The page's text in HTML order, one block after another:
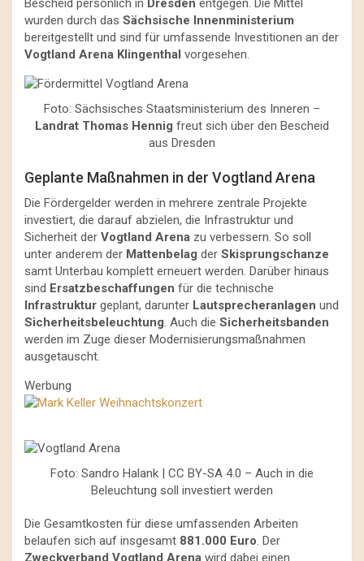
Bescheid persönlich in Dresden entgegen. Die Mittel
wurden durch das Sächsische Innenministerium
bereitgestellt und sind für umfassende Investitionen an der
Vogtland Arena Klingenthal vorgesehen.
Foto: Sächsisches Staatsministerium des Inneren –
Landrat Thomas Hennig freut sich über den Bescheid
aus Dresden
Geplante Maßnahmen in der Vogtland Arena
Die Fördergelder werden in mehrere zentrale Projekte
investiert, die darauf abzielen, die Infrastruktur und
Sicherheit der Vogtland Arena zu verbessern. So soll
unter anderem der Mattenbelag der Skisprungschanze
samt Unterbau komplett erneuert werden. Darüber hinaus
sind Ersatzbeschaffungen für die technische
Infrastruktur geplant, darunter Lautsprecheranlagen und
Sicherheitsbeleuchtung. Auch die Sicherheitsbanden
werden im Zuge dieser Modernisierungsmaßnahmen
ausgetauscht.
Werbung
Foto: Sandro Halank | CC BY-SA 4.0 – Auch in die
Beleuchtung soll investiert werden
Die Gesamtkosten für diese umfassenden Arbeiten
belaufen sich auf insgesamt 881.000 Euro. Der
Zweckverband Vogtland Arena wird dabei einen